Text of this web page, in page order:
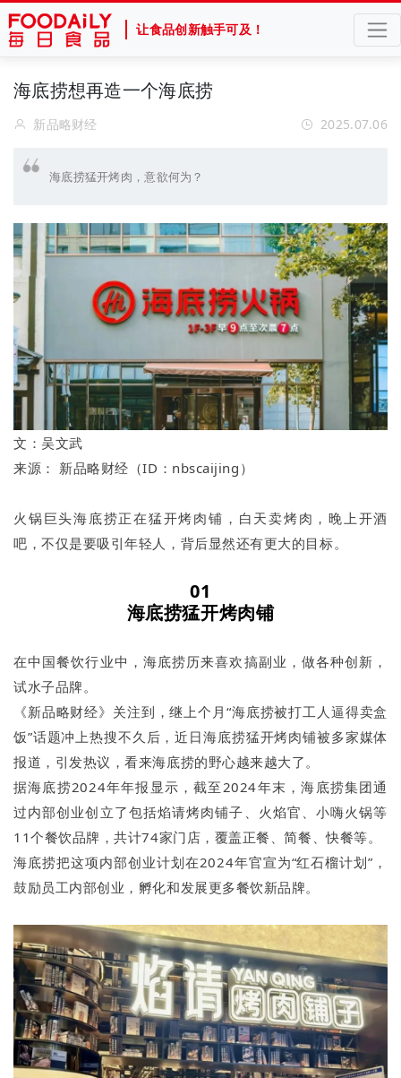
让食品创新触手可及！
海底捞想再造一个海底捞
新品略财经 2025.07.06
海底捞猛开烤肉，意欲何为？
文：吴文武
来源： 新品略财经（ID：nbscaijing）
火锅巨头海底捞正在猛开烤肉铺，白天卖烤肉，晚上开酒
吧，不仅是要吸引年轻人，背后显然还有更大的目标。
01
海底捞猛开烤肉铺
在中国餐饮行业中，海底捞历来喜欢搞副业，做各种创新，
试水子品牌。
《新品略财经》关注到，继上个月“海底捞被打工人逼得卖盒
饭”话题冲上热搜不久后，近日海底捞猛开烤肉铺被多家媒体
报道，引发热议，看来海底捞的野心越来越大了。
据海底捞2024年年报显示，截至2024年末，海底捞集团通
过内部创业创立了包括焰请烤肉铺子、火焰官、小嗨火锅等
11个餐饮品牌，共计74家门店，覆盖正餐、简餐、快餐等。
海底捞把这项内部创业计划在2024年官宣为“红石榴计划”，
鼓励员工内部创业，孵化和发展更多餐饮新品牌。